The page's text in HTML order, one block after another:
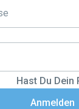
Hast Du
Anmelden